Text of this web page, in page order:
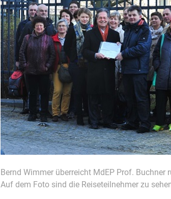
Bernd Wimmer überreicht MdEP Prof.
Auf dem Foto sind die Reiseteilnehmer zu